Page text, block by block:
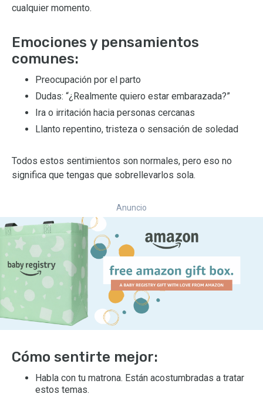
cualquier momento.
Emociones y pensamientos
comunes:
Preocupación por el parto
Dudas: “¿Realmente quiero estar embarazada?”
Ira o irritación hacia personas cercanas
Llanto repentino, tristeza o sensación de soledad
Todos estos sentimientos son normales, pero eso no
significa que tengas que sobrellevarlos sola.
Anuncio
Cómo sentirte mejor:
Habla con tu matrona. Están acostumbradas a tratar
estos temas.